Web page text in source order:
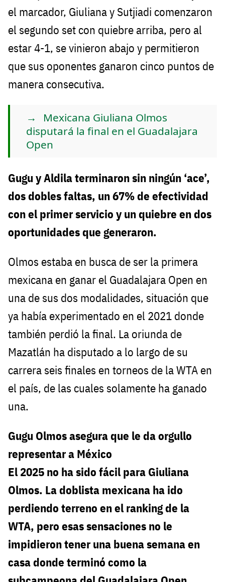
el marcador, Giuliana y Sutjiadi comenzaron
el segundo set con quiebre arriba, pero al
estar 4-1, se vinieron abajo y permitieron
que sus oponentes ganaron cinco puntos de
manera consecutiva.
Mexicana Giuliana Olmos
disputará la final en el Guadalajara
Open
Gugu y Aldila terminaron sin ningún ‘ace’,
dos dobles faltas, un 67% de efectividad
con el primer servicio y un quiebre en dos
oportunidades que generaron.
Olmos estaba en busca de ser la primera
mexicana en ganar el Guadalajara Open en
una de sus dos modalidades, situación que
ya había experimentado en el 2021 donde
también perdió la final. La oriunda de
Mazatlán ha disputado a lo largo de su
carrera seis finales en torneos de la WTA en
el país, de las cuales solamente ha ganado
una.
Gugu Olmos asegura que le da orgullo
representar a México
El 2025 no ha sido fácil para Giuliana
Olmos. La doblista mexicana ha ido
perdiendo terreno en el ranking de la
WTA, pero esas sensaciones no le
impidieron tener una buena semana en
casa donde terminó como la